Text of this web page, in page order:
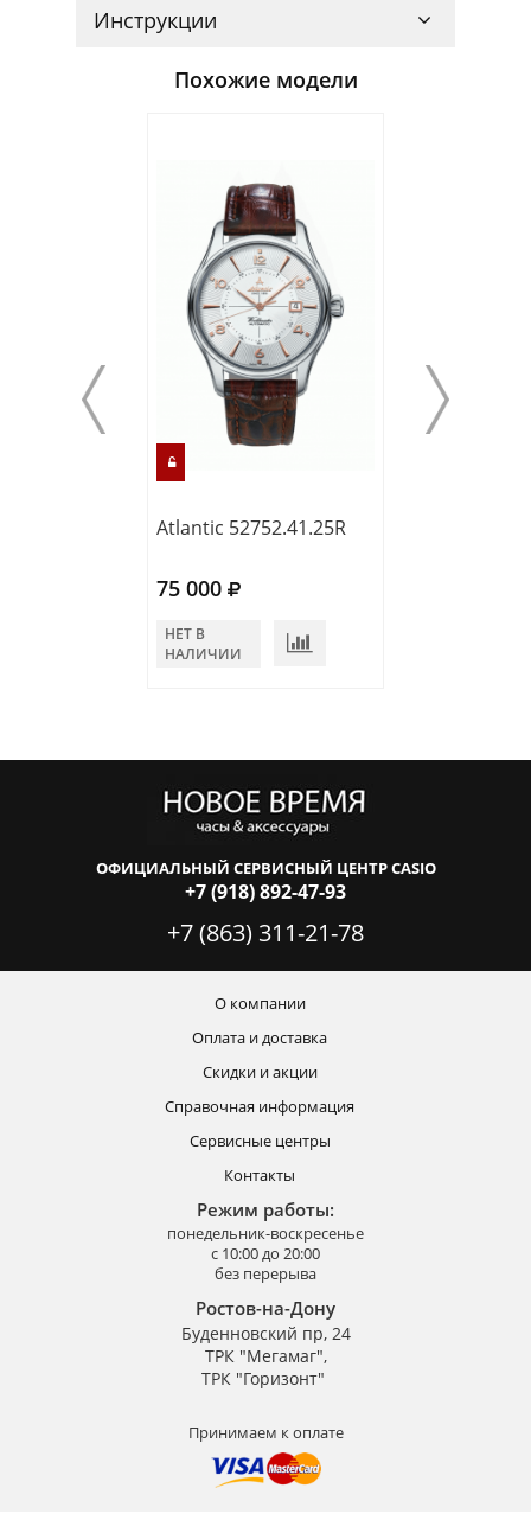
Инструкции
Похожие модели
Atlantic 52752.41.25R
75 000
НЕТ В
НАЛИЧИИ
ОФИЦИАЛЬНЫЙ СЕРВИСНЫЙ ЦЕНТР CASIO
+7 (918) 892-47-93
+7 (863) 311-21-78
О компании
Оплата и доставка
Скидки и акции
Справочная информация
Сервисные центры
Контакты
Режим работы:
понедельник-воскресенье
с 10:00 до 20:00
без перерыва
Ростов-на-Дону
Буденновский пр, 24
ТРК "Мегамаг",
ТРК "Горизонт"
Принимаем к оплате